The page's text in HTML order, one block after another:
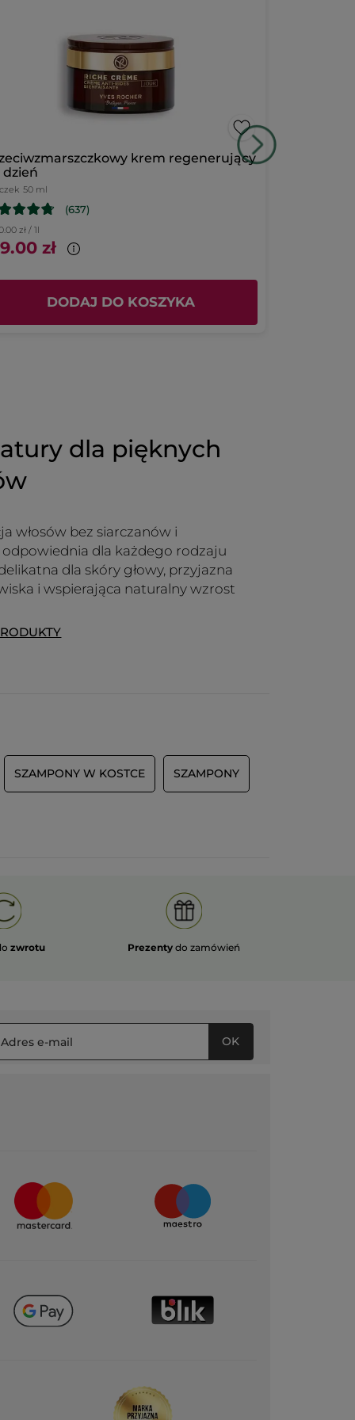
krem regenerujący
dzień
50 ml
(637)
zł / 1l
zł
DODAJ DO KOSZYKA
dla pięknych
włosów bez siarczanów i
odpowiednia dla każdego rodzaju
dla skóry głowy, przyjazna
i wspierająca naturalny wzrost
SZAMPONY W KOSTCE SZAMPONY
zwrotu Prezenty do zamówień
OK